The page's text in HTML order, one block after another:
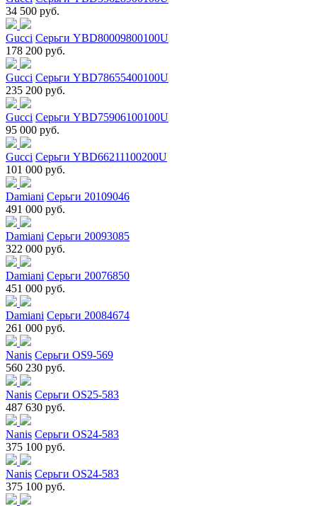
34 500 руб.
Gucci Серьги YBD80009800100U
178 200 руб.
Gucci Серьги YBD78655400100U
235 200 руб.
Gucci Серьги YBD75906100100U
95 000 руб.
Gucci Серьги YBD66211100200U
101 000 руб.
Damiani Серьги 20109046
491 000 руб.
Damiani Серьги 20093085
322 000 руб.
Damiani Серьги 20076850
451 000 руб.
Damiani Серьги 20084674
261 000 руб.
Nanis Серьги OS9-569
560 230 руб.
Nanis Серьги OS25-583
487 630 руб.
Nanis Серьги OS24-583
375 100 руб.
Nanis Серьги OS24-583
375 100 руб.